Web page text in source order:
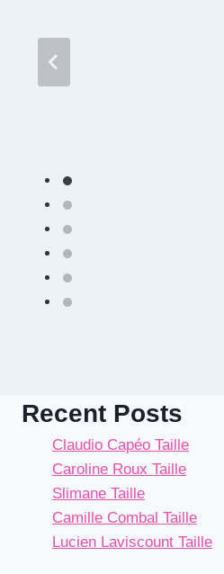
Recent Posts
Claudio Capéo Taille
Caroline Roux Taille
Slimane Taille
Camille Combal Taille
Lucien Laviscount Taille